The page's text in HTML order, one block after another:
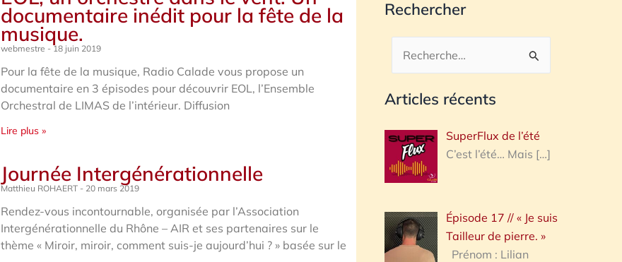
documentaire inédit pour la fête de la
musique.
webmestre 18 juin 2019
Pour la fête de la musique, Radio Calade vous propose un
documentaire en 3 épisodes pour découvrir EOL, l’Ensemble
Orchestral de LIMAS de l’intérieur. Diffusion
Lire plus »
Journée Intergénérationnelle
Matthieu ROHAERT 20 mars 2019
Rendez-vous incontournable, organisée par l’Association
Intergénérationnelle du Rhône – AIR et ses partenaires sur le
thème « Miroir, miroir, comment suis-je aujourd’hui ? » basée sur le
Rechercher
Rechercher :
Articles récents
SuperFlux de l’été
C’est l’été… Mais […]
Épisode 17 // « Je suis
Tailleur de pierre. »
Prénom : Lilian